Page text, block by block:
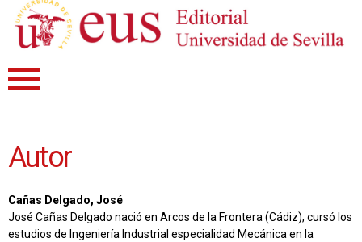
Autor
Cañas Delgado, José
José Cañas Delgado nació en Arcos de la Frontera (Cádiz), cursó los
estudios de Ingeniería Industrial especialidad Mecánica en la